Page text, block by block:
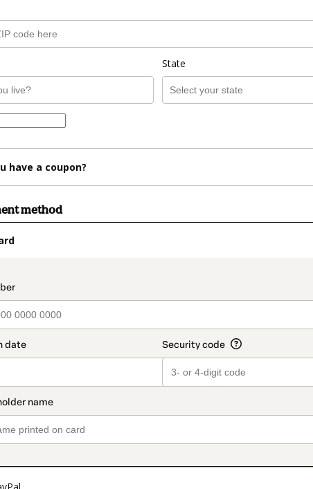
State
have a coupon?
method